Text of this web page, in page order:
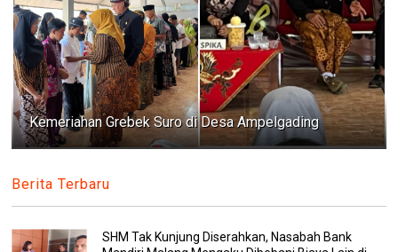
Kemeriahan Grebek Suro di Desa Ampelgading
Berita Terbaru
SHM Tak Kunjung Diserahkan, Nasabah Bank